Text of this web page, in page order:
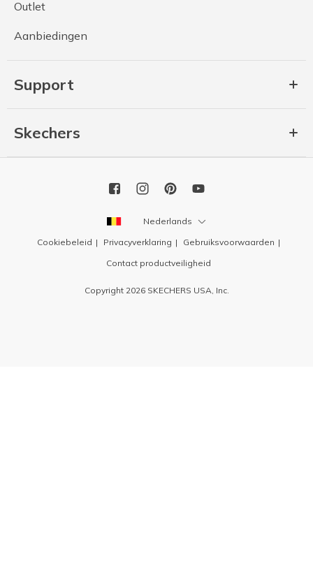
Outlet
Aanbiedingen
Support
Skechers
Nederlands
Cookiebeleid Privacyverklaring
Gebruiksvoorwaarden
Contact productveiligheid
Copyright 2026 SKECHERS USA, Inc.